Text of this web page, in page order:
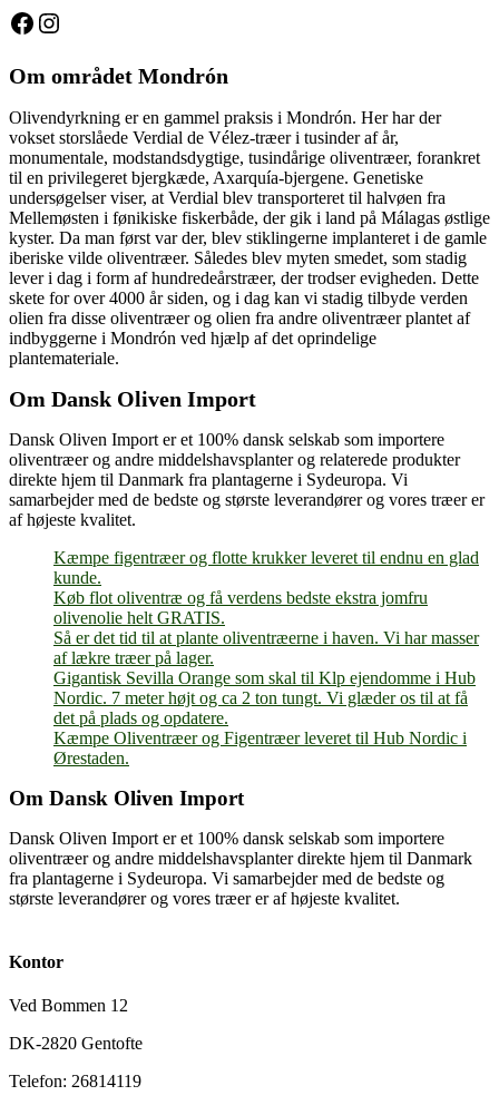
Facebook
Instagram
Om området Mondrón
Olivendyrkning er en gammel praksis i Mondrón. Her har der
vokset storslåede Verdial de Vélez-træer i tusinder af år,
monumentale, modstandsdygtige, tusindårige oliventræer, forankret
til en privilegeret bjergkæde, Axarquía-bjergene. Genetiske
undersøgelser viser, at Verdial blev transporteret til halvøen fra
Mellemøsten i fønikiske fiskerbåde, der gik i land på Málagas østlige
kyster. Da man først var der, blev stiklingerne implanteret i de gamle
iberiske vilde oliventræer. Således blev myten smedet, som stadig
lever i dag i form af hundredeårstræer, der trodser evigheden. Dette
skete for over 4000 år siden, og i dag kan vi stadig tilbyde verden
olien fra disse oliventræer og olien fra andre oliventræer plantet af
indbyggerne i Mondrón ved hjælp af det oprindelige
plantemateriale.
Om Dansk Oliven Import
Dansk Oliven Import er et 100% dansk selskab som importere
oliventræer og andre middelshavsplanter og relaterede produkter
direkte hjem til Danmark fra plantagerne i Sydeuropa. Vi
samarbejder med de bedste og største leverandører og vores træer er
af højeste kvalitet.
Kæmpe figentræer og flotte krukker leveret til endnu en glad
kunde.
Køb flot oliventræ og få verdens bedste ekstra jomfru
olivenolie helt GRATIS.
Så er det tid til at plante oliventræerne i haven. Vi har masser
af lækre træer på lager.
Gigantisk Sevilla Orange som skal til Klp ejendomme i Hub
Nordic. 7 meter højt og ca 2 ton tungt. Vi glæder os til at få
det på plads og opdatere.
Kæmpe Oliventræer og Figentræer leveret til Hub Nordic i
Ørestaden.
Om Dansk Oliven Import
Dansk Oliven Import er et 100% dansk selskab som importere
oliventræer og andre middelshavsplanter direkte hjem til Danmark
fra plantagerne i Sydeuropa. Vi samarbejder med de bedste og
største leverandører og vores træer er af højeste kvalitet.
Kontor
Ved Bommen 12
DK-2820 Gentofte
Telefon: 26814119